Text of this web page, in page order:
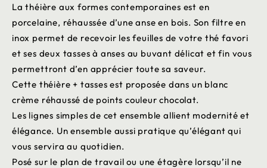
La théière aux formes contemporaines est en
porcelaine, réhaussée d’une anse en bois. Son filtre en
inox permet de recevoir les feuilles de votre thé favori
et ses deux tasses à anses au buvant délicat et fin vous
permettront d’en apprécier toute sa saveur.
Cette théière + tasses est proposée dans un blanc
crème réhaussé de points couleur chocolat.
Les lignes simples de cet ensemble allient modernité et
élégance. Un ensemble aussi pratique qu’élégant qui
vous servira au quotidien.
Posé sur le plan de travail ou une étagère lorsqu’il ne